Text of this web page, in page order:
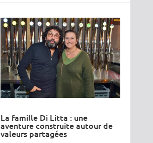
La famille Di Litta : une
aventure construite autour de
valeurs partagées